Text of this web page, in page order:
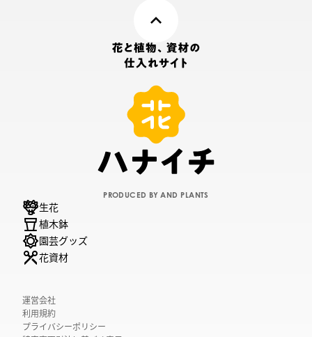
PRODUCED BY AND PLANTS
生花
植木鉢
園芸グッズ
花資材
運営会社
利用規約
プライバシーポリシー